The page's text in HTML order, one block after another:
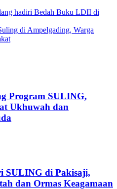
hadiri Bedah Buku LDII di
di Ampelgading, Warga
Program SULING,
Ukhuwah dan
SULING di Pakisaji,
dan Ormas Keagamaan